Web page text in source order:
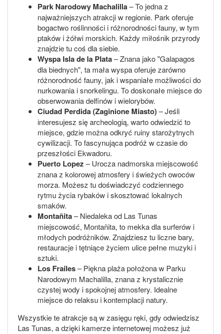
Park Narodowy Machalilla– To jedna z
najważniejszych atrakcji w regionie. Park oferuje
bogactwo roślinności i różnorodności fauny, w tym
ptaków i żółwi morskich. Każdy miłośnik przyrody
znajdzie tu coś dla siebie.
Wyspa Isla de la Plata– Znana jako "Galapagos
dla biednych", ta mała wyspa oferuje zarówno
różnorodność fauny, jak i wspaniałe możliwości do
nurkowania i snorkelingu. To doskonałe miejsce do
obserwowania delfinów i wielorybów.
Ciudad Perdida (Zaginione Miasto)– Jeśli
interesujesz się archeologią, warto odwiedzić to
miejsce, gdzie można odkryć ruiny starożytnych
cywilizacji. To fascynująca podróż w czasie do
przeszłości Ekwadoru.
Puerto Lopez – Urocza nadmorska miejscowość
znana z kolorowej atmosfery i świeżych owoców
morza. Możesz tu doświadczyć codziennego
rytmu życia rybaków i skosztować lokalnych
smaków.
Montañita– Niedaleka od Las Tunas
miejscowość, Montañita, to mekka dla surferów i
młodych podróżników. Znajdziesz tu liczne bary,
restauracje i tętniące życiem ulice pełne muzyki i
sztuki.
Los Frailes– Piękna plaża położona w Parku
Narodowym Machalilla, znana z krystalicznie
czystej wody i spokojnej atmosfery. Idealne
miejsce do relaksu i kontemplacji natury.
Wszystkie te atrakcje są w zasięgu ręki, gdy odwiedzisz
Las Tunas, a dzięki kamerze internetowej możesz już